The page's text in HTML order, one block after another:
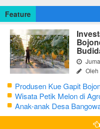
Feature
Oleh
Produsen Kue Gapit
Puluhan Juta di Bulan
Wisata Petik Melon di
Sampai 5 Hari Sudah
Anak-anak Desa
Puasa dengan Latihan